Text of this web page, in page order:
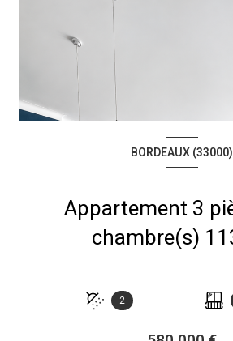
BORDEAUX (33000)
Appartement 3 pièce(s) 2
2